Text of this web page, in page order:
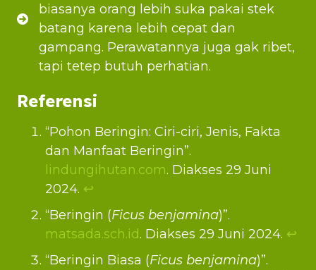
biasanya orang lebih suka pakai stek
batang karena lebih cepat dan
gampang. Perawatannya juga gak ribet,
tapi tetep butuh perhatian.
Referensi
“Pohon Beringin: Ciri-ciri, Jenis, Fakta
dan Manfaat Beringin”.
lindungihutan.com. Diakses 29 Juni
2024. ↩︎
“Beringin (Ficus benjamina)”.
matsada.sch.id. Diakses 29 Juni 2024. ↩︎
“Beringin Biasa (Ficus benjamina)”.